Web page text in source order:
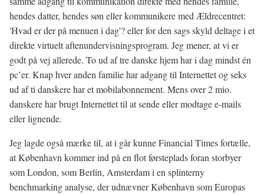
hendes datter, hendes søn eller kommunikere med Ældrecentret:
'Hvad er der på menuen i dag'? eller for den sags skyld deltage i et
direkte virtuelt aftenundervisningsprogram. Jeg mener, at vi er
godt på vej allerede. To ud af tre danske hjem har i dag mindst én
pc’er. Knap hver anden familie har adgang til Internettet og seks
ud af ti danskere har et mobilabonnement. Mens over 2 mio.
danskere har brugt Internettet til at sende eller modtage e-mails
eller lignende.
Jeg lagde også mærke til, at i går kunne Financial Times fortælle,
at København kommer ind på en flot førsteplads foran storbyer
som London, som Berlin, Amsterdam i en splinterny
benchmarking analyse, der udnævner København som Europas